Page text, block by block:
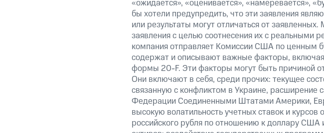
«ожидается», «оценивается», «намеревается»,
бы хотели предупредить, что эти заявления
или результаты могут отличаться от
заявления с целью соотнесения их с реальными
компания отправляет Комиссии США по ценным
содержат и описывают важные факторы,
формы 20-F. Эти факторы могут быть причиной
Они включают в себя, среди прочих: текущее
связанную с конфликтом в Украине, расширение
Федерации Соединенными Штатами Америки,
высокую волатильность учетных ставок и
российского рубля по отношению к доллару